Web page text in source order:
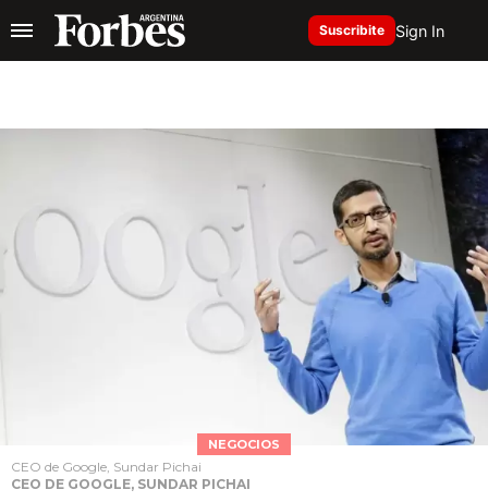
Suscribite Sign In
NEGOCIOS
CEO de Google, Sundar Pichai
CEO DE GOOGLE, SUNDAR PICHAI